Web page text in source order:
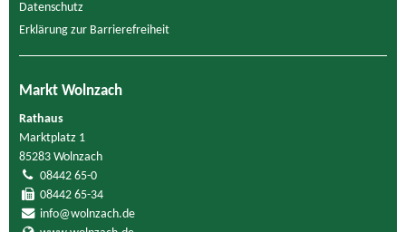
Datenschutz
Erklärung zur Barrierefreiheit
Markt Wolnzach
Rathaus
Marktplatz 1
85283 Wolnzach
08442 65-0
08442 65-34
info@wolnzach.de